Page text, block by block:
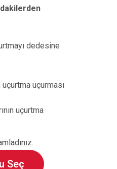
dedesine
uçurması
uçurtma
Seç